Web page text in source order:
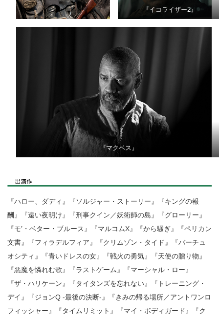
『イコライザー2』
『マクベス』
『ハロー、ダディ』『ソルジャー・ストーリー』『キングの報
酬』『遠い夜明け』『刑事クイン／妖術師の島』『グローリー』
『モ’・ベター・ブルース』『マルコムX』『から騒ぎ』『ペリカン
文書』『フィラデルフィア』『クリムゾン・タイド』『バーチュ
オシティ』『青いドレスの女』『戦火の勇気』『天使の贈り物』
『悪魔を憐れむ歌』『ラストゲーム』『マーシャル・ロー』
『ザ・ハリケーン』『タイタンズを忘れない』『トレーニング・
デイ』『ジョンQ -最後の決断-』『きみの帰る場所／アントワンロ
フィッシャー』『タイムリミット』『マイ・ボディガード』『ク